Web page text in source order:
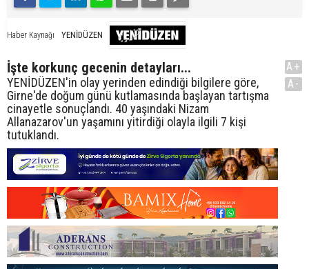
Haber Kaynağı YENİDÜZEN
İşte korkunç gecenin detayları...
YENİDÜZEN'in olay yerinden edindiği bilgilere göre,
Girne'de doğum günü kutlamasında başlayan tartışma
cinayetle sonuçlandı. 40 yaşındaki Nizam
Allanazarov'un yaşamını yitirdiği olayla ilgili 7 kişi
tutuklandı.
A+
A-